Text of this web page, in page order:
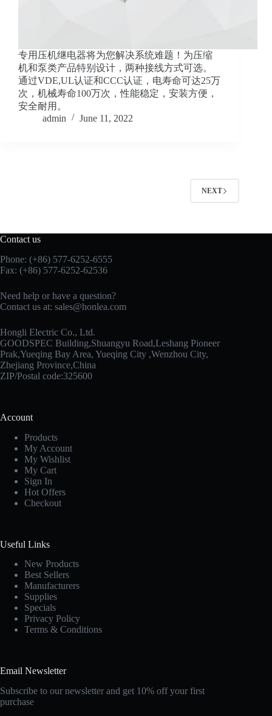
专用压机继电器将为您解决系统难题！为压缩
机和泵类产品特别设计，两种接线方式可选。
通过VDE,UL认证和CCC认证，电寿命可达25万
次，机械寿命100万次，性能稳定，安装方便，
安全耐用。
admin
June 11, 2022
NEXT
Contact us
Phone: (+86) 577-6252-6555
Fax: (+86) 577-6252-62536
Need help or have a question?
Contact us at: sales@honlea.com
Hongli Electric Co., Ltd.
GOODSPEC Building,Shuangyu Road,Leshang Pioneer
Prak,Yueqing Bay Area, Yueqing City ,Wenzhou City,
Zhejiang Province,China
ZIP/Postal code:325600
Account
Products
My Account
My Wishlist
My Cart
Sign In
Hot Offers
Checkout
Useful Links
New Products
Best Sellers
Manufacturers
Supplies
Specials
Privacy Policy
Terms & Conditions
Email Newsletter
Subscribe to our newsletter and get 10% off your first
purchase